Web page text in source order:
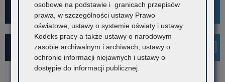
Kampania społeczna "Ustal z Babcią Hasło"
Najnowsze informacje
osobowe na podstawie i granicach przepisów
prawa, w szczególności ustawy Prawo
oświatowe, ustawy o systemie oświaty i ustawy
Kodeks pracy a także ustawy o narodowym
zasobie archiwalnym i archiwach, ustawy o
ochronie informacji niejawnych i ustawy o
dostępie do informacji publicznej.